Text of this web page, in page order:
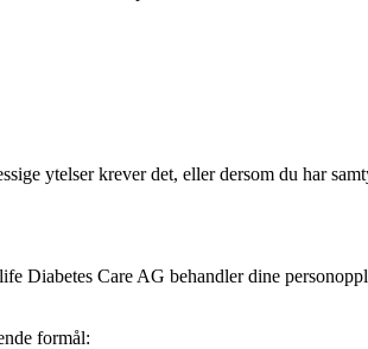
ytelser krever det, eller dersom du har
Diabetes Care AG behandler dine
formål: